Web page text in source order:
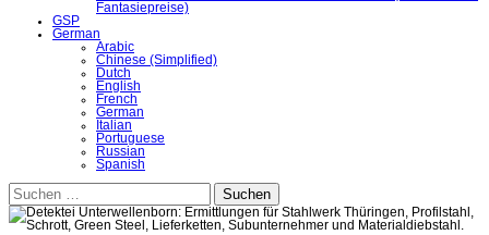
Fantasiepreise)
GSP
German
Arabic
Chinese (Simplified)
Dutch
English
French
German
Italian
Portuguese
Russian
Spanish
Suchen
nach: